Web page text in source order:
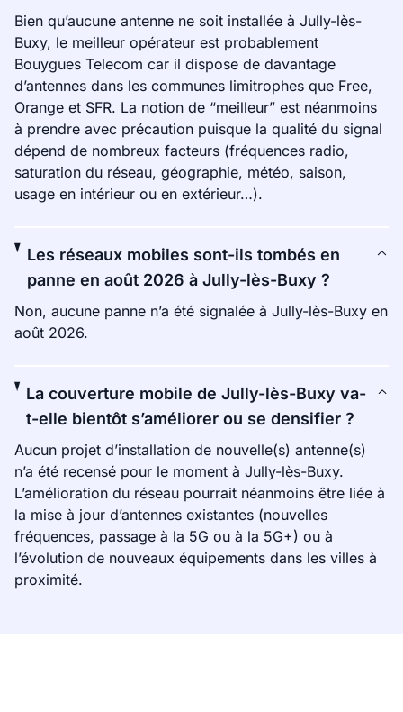
Bien qu’aucune antenne ne soit installée à Jully-lès-
Buxy, le meilleur opérateur est probablement
Bouygues Telecom car il dispose de davantage
d’antennes dans les communes limitrophes que Free,
Orange et SFR. La notion de “meilleur” est néanmoins
à prendre avec précaution puisque la qualité du signal
dépend de nombreux facteurs (fréquences radio,
saturation du réseau, géographie, météo, saison,
usage en intérieur ou en extérieur…).
Les réseaux mobiles sont-ils tombés en
panne en août 2026 à Jully-lès-Buxy ?
Non, aucune panne n’a été signalée à Jully-lès-Buxy en
août 2026.
La couverture mobile de Jully-lès-Buxy va-
t-elle bientôt s’améliorer ou se densifier ?
Aucun projet d’installation de nouvelle(s) antenne(s)
n’a été recensé pour le moment à Jully-lès-Buxy.
L’amélioration du réseau pourrait néanmoins être liée à
la mise à jour d’antennes existantes (nouvelles
fréquences, passage à la 5G ou à la 5G+) ou à
l’évolution de nouveaux équipements dans les villes à
proximité.